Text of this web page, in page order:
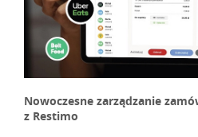
Nowoczesne zarządzanie
z Restimo